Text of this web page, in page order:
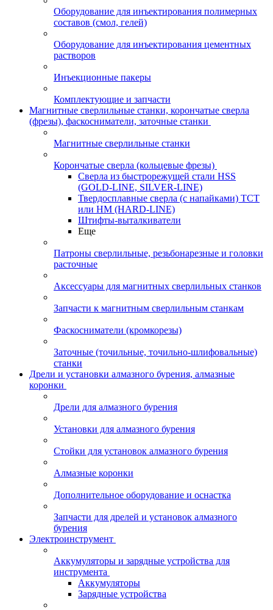
Оборудование для инъектирования полимерных
составов (смол, гелей)
Оборудование для инъектирования цементных
растворов
Инъекционные пакеры
Комплектующие и запчасти
Магнитные сверлильные станки, корончатые сверла
(фрезы), фаскосниматели, заточные станки
Магнитные сверлильные станки
Корончатые сверла (кольцевые фрезы)
Сверла из быстрорежущей стали HSS
(GOLD-LINE, SILVER-LINE)
Твердосплавные сверла (с напайками) ТСТ
или HM (HARD-LINE)
Штифты-выталкиватели
Еще
Патроны сверлильные, резьбонарезные и головки
расточные
Аксессуары для магнитных сверлильных станков
Запчасти к магнитным сверлильным станкам
Фаскосниматели (кромкорезы)
Заточные (точильные, точильно-шлифовальные)
станки
Дрели и установки алмазного бурения, алмазные
коронки
Дрели для алмазного бурения
Установки для алмазного бурения
Стойки для установок алмазного бурения
Алмазные коронки
Дополнительное оборудование и оснастка
Запчасти для дрелей и установок алмазного
бурения
Электроинструмент
Аккумуляторы и зарядные устройства для
инструмента
Аккумуляторы
Зарядные устройства